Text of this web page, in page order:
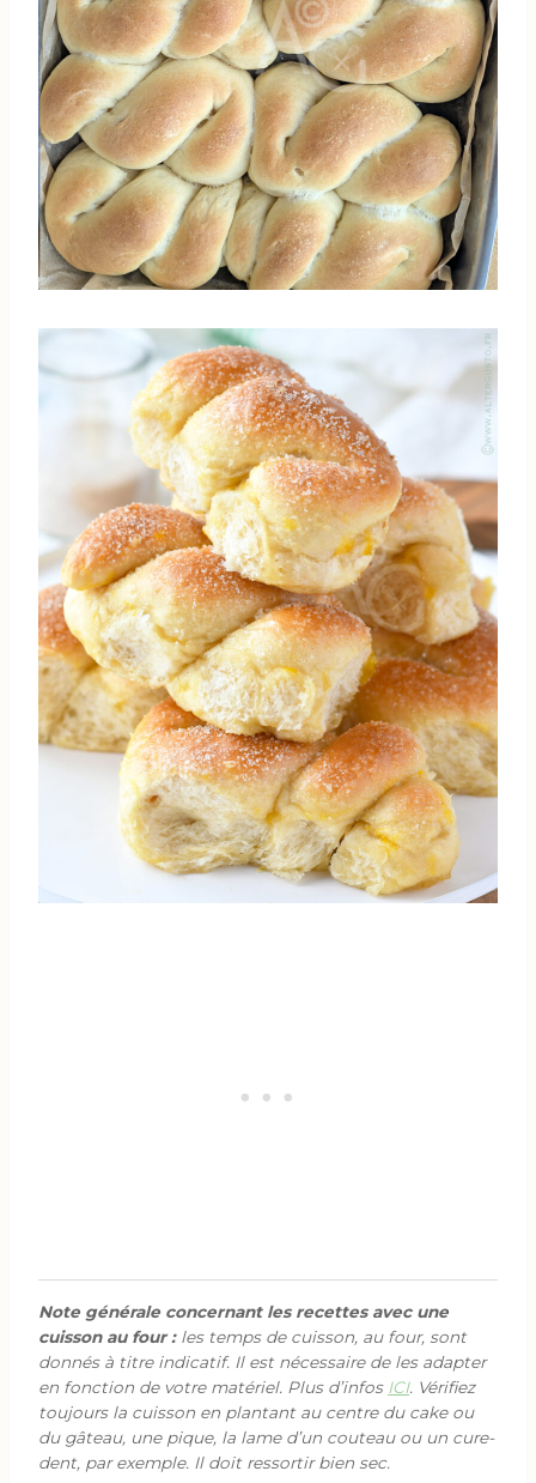
Note générale concernant les recettes avec une
cuisson au four :les temps de cuisson, au four, sont
donnés à titre indicatif. Il est nécessaire de les adapter
en fonction de votre matériel. Plus d’infos ICI. Vérifiez
toujours la cuisson en plantant au centre du cake ou
du gâteau, une pique, la lame d’un couteau ou un cure-
dent, par exemple. Il doit ressortir bien sec.